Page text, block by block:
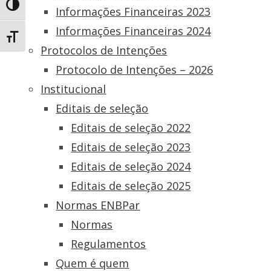
Toggle High Contrast
Toggle Font size
Informações Financeiras 2023
Informações Financeiras 2024
Protocolos de Intenções
Protocolo de Intenções – 2026
Institucional
Editais de seleção
Editais de seleção 2022
Editais de seleção 2023
Editais de seleção 2024
Editais de seleção 2025
Normas ENBPar
Normas
Regulamentos
Quem é quem